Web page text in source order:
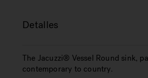
Detalles
The Jacuzzi® Vessel Round sink,
contemporary to country.